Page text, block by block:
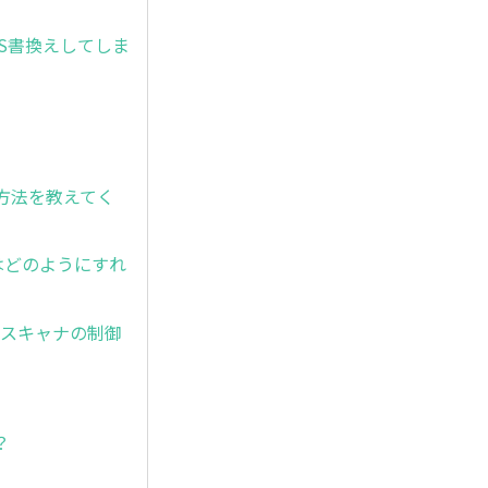
換えしてしま
を教えてく
のようにすれ
キャナの制御